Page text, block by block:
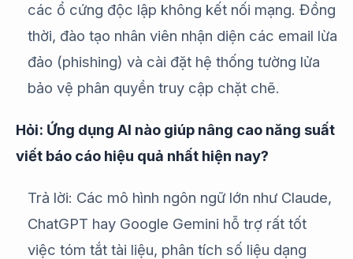
các ổ cứng độc lập không kết nối mạng. Đồng
thời, đào tạo nhân viên nhận diện các email lừa
đảo (phishing) và cài đặt hệ thống tường lửa
bảo vệ phân quyền truy cập chặt chẽ.
Hỏi: Ứng dụng AI nào giúp nâng cao năng suất
viết báo cáo hiệu quả nhất hiện nay?
Trả lời: Các mô hình ngôn ngữ lớn như Claude,
ChatGPT hay Google Gemini hỗ trợ rất tốt
việc tóm tắt tài liệu, phân tích số liệu dạng